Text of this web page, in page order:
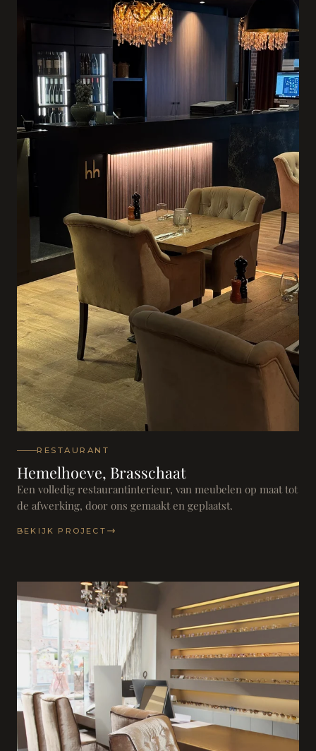
RESTAURANT
Hemelhoeve, Brasschaat
Een volledig restaurantinterieur, van meubelen op maat tot
de afwerking, door ons gemaakt en geplaatst.
BEKIJK PROJECT